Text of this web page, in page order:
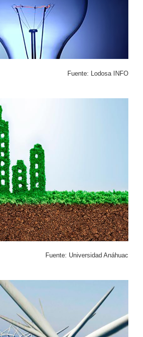
Fuente: Lodosa INFO
Fuente: Universidad Anáhuac